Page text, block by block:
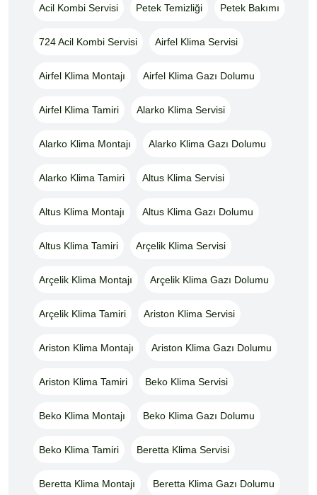
Acil Kombi Servisi Petek Temizliği Petek Bakımı
724 Acil Kombi Servisi Airfel Klima Servisi
Airfel Klima Montajı Airfel Klima Gazı Dolumu
Airfel Klima Tamiri Alarko Klima Servisi
Alarko Klima Montajı Alarko Klima Gazı Dolumu
Alarko Klima Tamiri Altus Klima Servisi
Altus Klima Montajı Altus Klima Gazı Dolumu
Altus Klima Tamiri Arçelik Klima Servisi
Arçelik Klima Montajı Arçelik Klima Gazı Dolumu
Arçelik Klima Tamiri Ariston Klima Servisi
Ariston Klima Montajı Ariston Klima Gazı Dolumu
Ariston Klima Tamiri Beko Klima Servisi
Beko Klima Montajı Beko Klima Gazı Dolumu
Beko Klima Tamiri Beretta Klima Servisi
Beretta Klima Montajı Beretta Klima Gazı Dolumu